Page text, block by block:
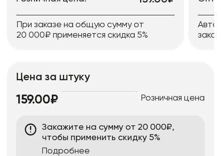
При заказе на общую сумму от
20 000₽ применяется скидка 5%
Цена за штуку
159.00₽ Розничная цена
Закажите на сумму от 20 000₽,
чтобы применить скидку 5%
Подробнее